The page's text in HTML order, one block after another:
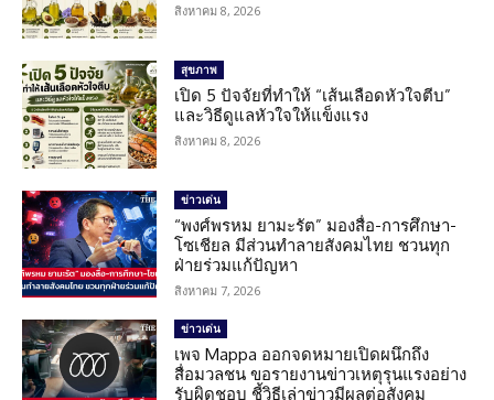
สิงหาคม 8, 2026
สุขภาพ
เปิด 5 ปัจจัยที่ทำให้ “เส้นเลือดหัวใจตีบ”
และวิธีดูแลหัวใจให้แข็งแรง
สิงหาคม 8, 2026
ข่าวเด่น
“พงศ์พรหม ยามะรัต” มองสื่อ-การศึกษา-
โซเชียล มีส่วนทำลายสังคมไทย ชวนทุก
ฝ่ายร่วมแก้ปัญหา
สิงหาคม 7, 2026
ข่าวเด่น
เพจ Mappa ออกจดหมายเปิดผนึกถึง
สื่อมวลชน ขอรายงานข่าวเหตุรุนแรงอย่าง
รับผิดชอบ ชี้วิธีเล่าข่าวมีผลต่อสังคม